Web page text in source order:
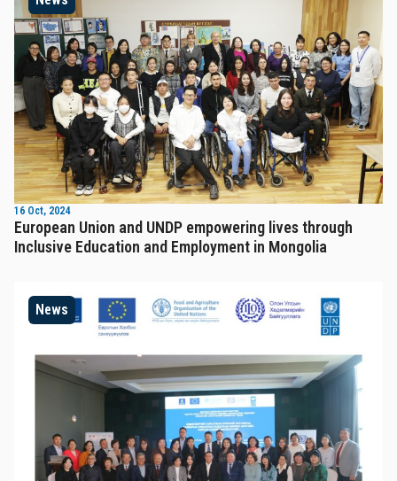
16 Oct, 2024
European Union and UNDP empowering lives through
Inclusive Education and Employment in Mongolia
News